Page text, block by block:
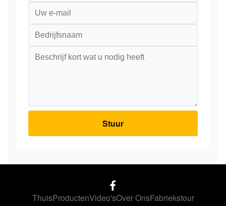
Stuur
ThuisProductenVideo'sOver OnsFabriekstour